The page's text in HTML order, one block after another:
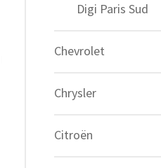
Digi Paris Sud
Chevrolet
Chrysler
Citroën